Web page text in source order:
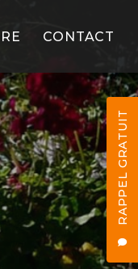
RAPPEL GRATUIT
CONTACT